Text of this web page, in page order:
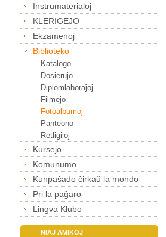
Instrumaterialoj
KLERIGEJO
Ekzamenoj
Biblioteko
Katalogo
Dosierujo
Diplomlaboraĵoj
Filmejo
Fotoalbumoj
Panteono
Retligiloj
Kursejo
Komunumo
Kunpaŝado ĉirkaŭ la mondo
Pri la paĝaro
Lingva Klubo
NIAJ AMIKOJ